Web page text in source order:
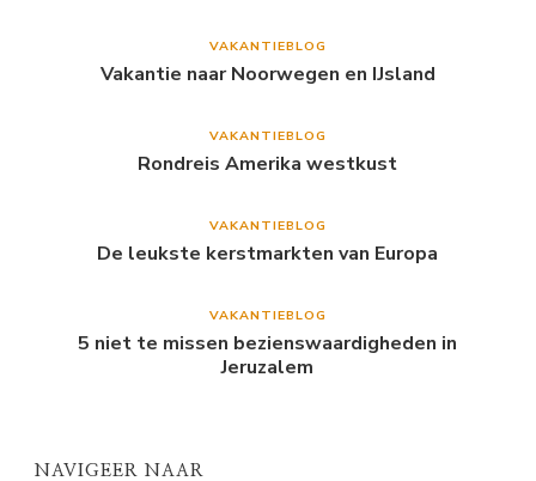
VAKANTIEBLOG
Vakantie naar Noorwegen en IJsland
VAKANTIEBLOG
Rondreis Amerika westkust
VAKANTIEBLOG
De leukste kerstmarkten van Europa
VAKANTIEBLOG
5 niet te missen bezienswaardigheden in
Jeruzalem
NAVIGEER NAAR